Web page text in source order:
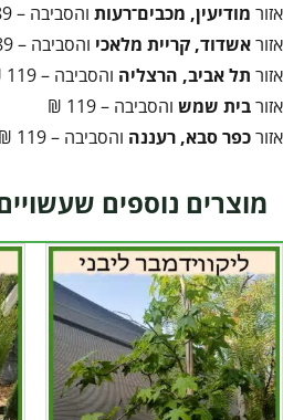
אזור מודיעין, מכבים־רעות והסביבה – 89 ₪
אזוראשדוד, קריית מלאכי והסביבה – 89 ₪
אזור תל אביב, הרצליה והסביבה – 119 ₪
אזורבית שמש והסביבה – 119 ₪
אזורכפר סבא, רעננה והסביבה – 119 ₪
מוצרים נוספים